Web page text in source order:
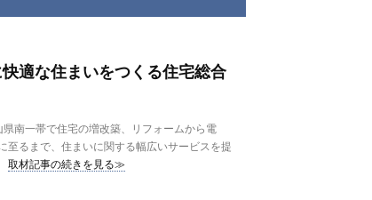
適な住まいをつくる住宅総合
南一帯で住宅の増改築、リフォームから電
至るまで、住まいに関する幅広いサービスを提
取材記事の続きを見る≫